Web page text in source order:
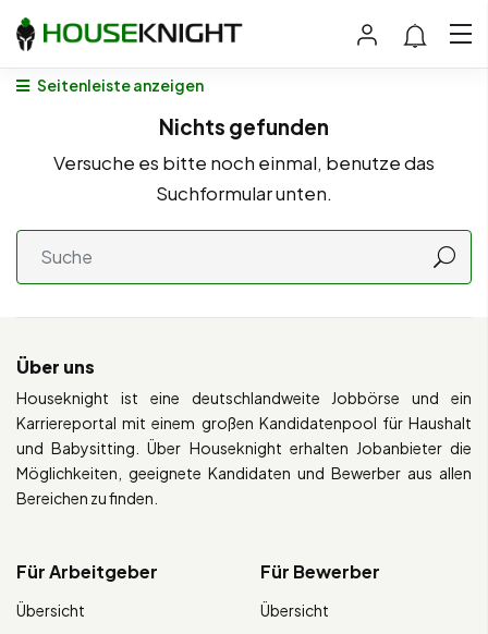
Seitenleiste anzeigen
Nichts gefunden
Versuche es bitte noch einmal, benutze das
Suchformular unten.
Über uns
Houseknight ist eine deutschlandweite Jobbörse und ein
Karriereportal mit einem großen Kandidatenpool für Haushalt
und Babysitting. Über Houseknight erhalten Jobanbieter die
Möglichkeiten, geeignete Kandidaten und Bewerber aus allen
Bereichen zu finden.
Für Arbeitgeber
Übersicht
Für Bewerber
Übersicht